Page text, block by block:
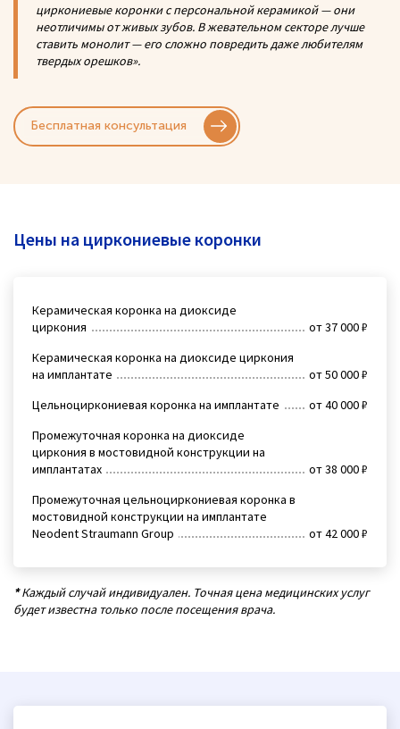
циркониевые коронки с персональной керамикой — они
неотличимы от живых зубов. В жевательном секторе лучше
ставить монолит — его сложно повредить даже любителям
твердых орешков».
Бесплатная консультация
Цены на циркониевые коронки
Керамическая коронка на диоксиде
циркония
от 37 000 ₽
Керамическая коронка на диоксиде циркония
на имплантате
от 50 000 ₽
Цельноциркониевая коронка на имплантате
от 40 000 ₽
Промежуточная коронка на диоксиде
циркония в мостовидной конструкции на
имплантатах
от 38 000 ₽
Промежуточная цельноциркониевая коронка в
мостовидной конструкции на имплантате
Neodent Straumann Group
от 42 000 ₽
*Каждый случай индивидуален. Точная цена медицинских услуг
будет известна только после посещения врача.